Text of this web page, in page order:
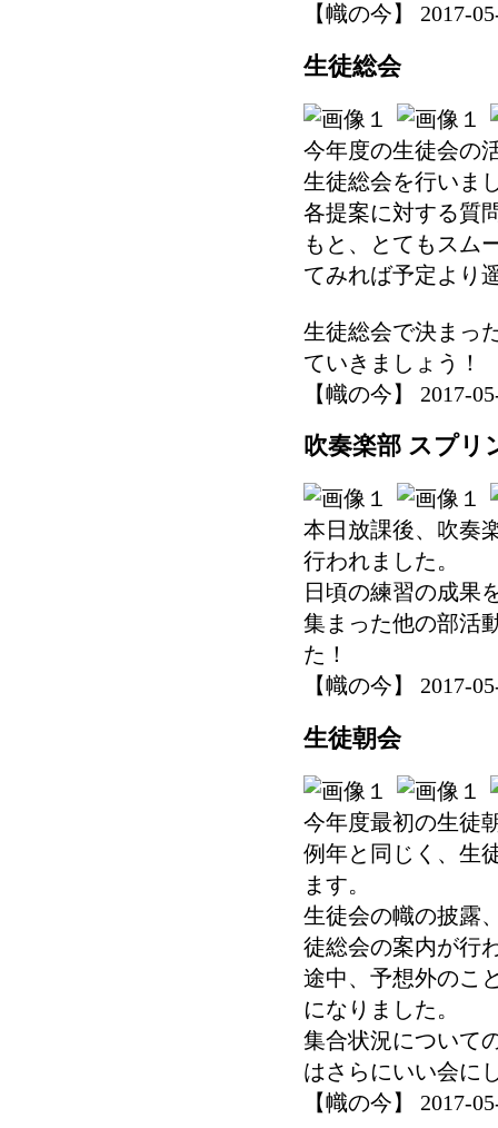
【幟の今】 2017-
生徒総会
今年度の生徒会の
生徒総会を行いま
各提案に対する質
もと、とてもスム
てみれば予定より
生徒総会で決まっ
ていきましょう！
【幟の今】 2017-
吹奏楽部 スプリ
本日放課後、吹奏
行われました。
日頃の練習の成果
集まった他の部活
た！
【幟の今】 2017-
生徒朝会
今年度最初の生徒
例年と同じく、生
ます。
生徒会の幟の披露
徒総会の案内が行
途中、予想外のこ
になりました。
集合状況について
はさらにいい会に
【幟の今】 2017-